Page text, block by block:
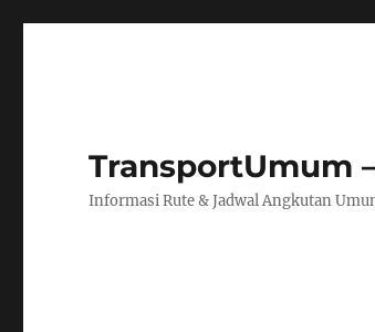
TransportUmum
Informasi Rute & Jadwal Angkutan